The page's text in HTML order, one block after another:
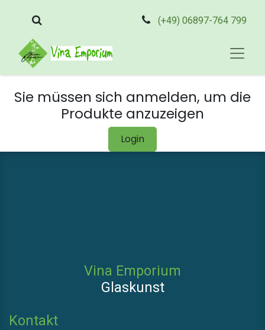
(+49) 06897-764 799
Sie müssen sich anmelden, um die
Produkte anzuzeigen
Login
Vina Emporium
Glaskunst
Kontakt